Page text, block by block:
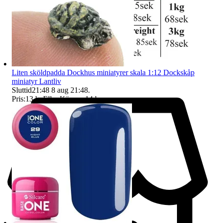
Liten sköldpadda Dockhus miniatyrer skala 1:12 Dockskåp
miniatyr Lantliv
Sluttid21:48 8 aug 21:48.
Pris:13 kr,Eller Köp nu 14 kr,.